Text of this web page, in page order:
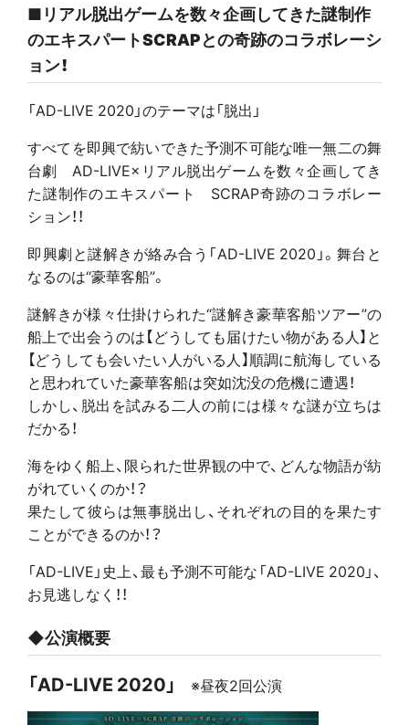
■リアル脱出ゲームを数々企画してきた謎制作
のエキスパートSCRAPとの奇跡のコラボレーシ
ョン！
「AD-LIVE 2020」のテーマは「脱出」
すべてを即興で紡いできた予測不可能な唯一無二の舞
台劇 AD-LIVE×リアル脱出ゲームを数々企画してき
た謎制作のエキスパート SCRAP奇跡のコラボレー
ション！！
即興劇と謎解きが絡み合う「AD-LIVE 2020」。舞台と
なるのは“豪華客船”。
謎解きが様々仕掛けられた“謎解き豪華客船ツアー”の
船上で出会うのは【どうしても届けたい物がある人】と
【どうしても会いたい人がいる人】順調に航海している
と思われていた豪華客船は突如沈没の危機に遭遇！
しかし、脱出を試みる二人の前には様々な謎が立ちは
だかる！
海をゆく船上、限られた世界観の中で、どんな物語が紡
がれていくのか！？
果たして彼らは無事脱出し、それぞれの目的を果たす
ことができるのか！？
「AD-LIVE」史上、最も予測不可能な「AD-LIVE 2020」、
お見逃しなく！！
◆公演概要
「AD-LIVE 2020」 ※昼夜2回公演